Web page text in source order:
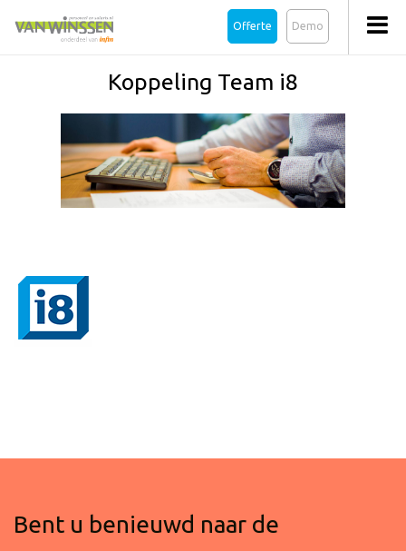
Demo
Offerte
Koppeling Team i8
Bent u benieuwd naar de